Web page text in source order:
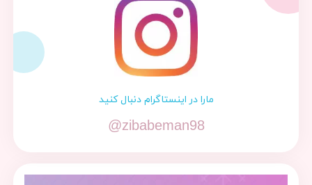
مارا در اینستاگرام دنبال کنید
@zibabeman98